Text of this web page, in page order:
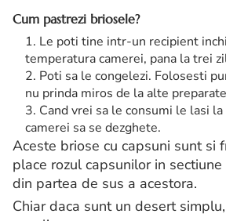
Cum pastrezi briosele?
Le poti tine intr-un recipient
temperatura camerei, pana la trei
Poti sa le congelezi. Folosesti
nu prinda miros de la alte
Cand vrei sa le consumi le lasi
camerei sa se dezghete.
Aceste briose cu capsuni sunt si
place rozul capsunilor in
din partea de sus a acestora.
Chiar daca sunt un desert